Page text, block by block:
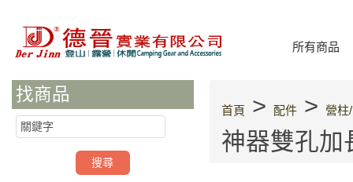
所有商品
找商品
首頁 > 配件 > 營柱
神器雙孔加